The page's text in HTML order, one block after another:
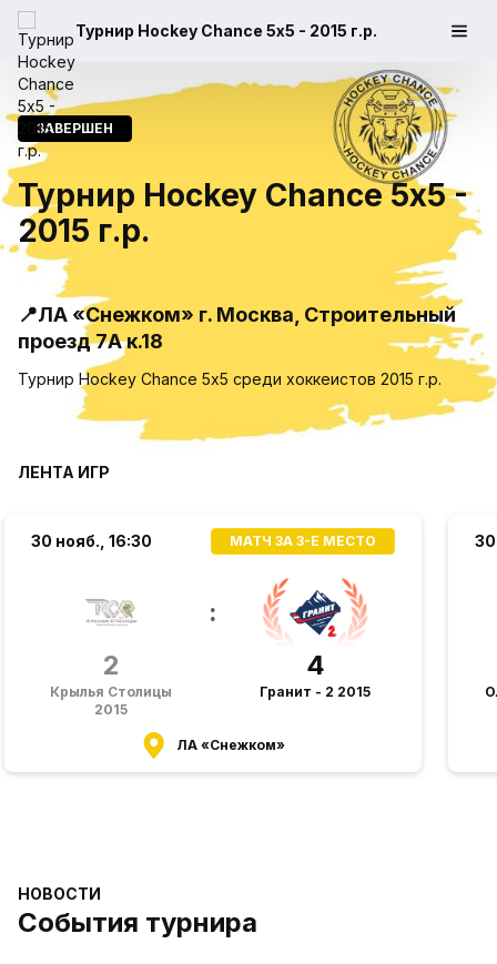
Турнир Hockey Chance 5х5 - 2015 г.р.
ЗАВЕРШЕН
Турнир Hockey Chance 5х5 -
2015 г.р.
📍ЛА «Снежком» г. Москва, Строительный
проезд 7А к.18
Турнир Hockey Chance 5х5 среди хоккеистов 2015 г.р.
ЛЕНТА ИГР
30 нояб., 16:30 МАТЧ ЗА 3-Е МЕСТО
2
Крылья Столицы
2015
:
4
Гранит - 2 2015
ЛА «Снежком»
НОВОСТИ
События турнира